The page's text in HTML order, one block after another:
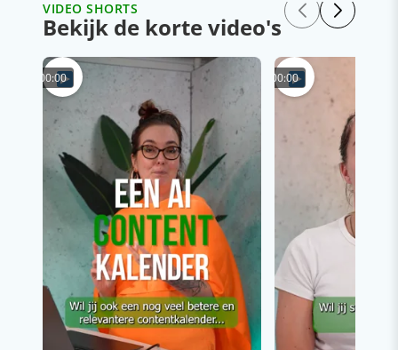
VIDEO SHORTS
Bekijk de korte video's
00:00 00:00